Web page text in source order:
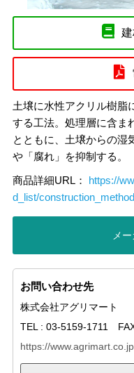
土壌に水性アクリル樹脂
する工法。処理層に含ま
とともに、土壌からの湿
や「腐れ」を抑制する。
商品詳細URL： https://
d_list/
メ
お問い合わせ先
株式会社アグリマート
TEL : 03-5159-1711
https://www.agrimart.co.jp